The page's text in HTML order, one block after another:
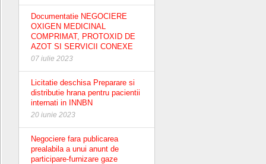
Documentatie NEGOCIERE
OXIGEN MEDICINAL
COMPRIMAT, PROTOXID DE
AZOT SI SERVICII CONEXE
07 iulie 2023
Licitatie deschisa Preparare si
distributie hrana pentru pacientii
internati in INNBN
20 iunie 2023
Negociere fara publicarea
prealabila a unui anunt de
participare-furnizare gaze